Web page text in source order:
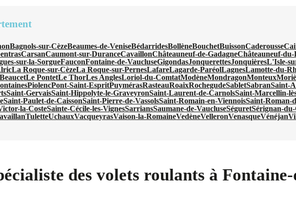
Bagnols-sur-CèzeBeaumes-de-VeniseBédarridesBollèneBouchetBuissonCaderousse
CarsanCaumont-sur-DuranceCavaillonChâteauneuf-de-GadagneChâteauneuf-du-
sur-la-SorgueFauconFontaine-de-VaucluseGigondasJonquerettesJonquièresL'Isle-
La Roque-sur-CèzeLa Roque-sur-PernesLafareLagarde-ParéolLagnesLamotte-du-
Le PontetLe ThorLes AnglesLoriol-du-ComtatModèneMondragonMonteux
PiolencPont-Saint-EspritPuymérasRasteauRoaixRochegudeSabletSabranSaint-
Saint-GervaisSaint-Hippolyte-le-GraveyronSaint-Laurent-de-CarnolsSaint-Marcellin-
Saint-Paulet-de-CaissonSaint-Pierre-de-VassolsSaint-Romain-en-ViennoisSaint-Roman-
la-CosteSainte-Cécile-les-VignesSarriansSaumane-de-VaucluseSéguretSérignan-
TuletteUchauxVacqueyrasVaison-la-RomaineVedèneVelleronVenasqueVénéjan
des volets roulants à Fontaine-